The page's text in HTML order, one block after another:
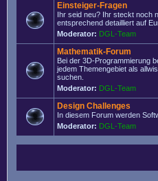
Einsteiger-Fragen
Ihr seid neu? Ihr steckt noch
entsprechend detailliert auf
Moderator: DGL-Team
Mathematik-Forum
Bei der 3D-Programmierung
jedem Themengebiet als
suchen.
Moderator: DGL-Team
Design Challenges
In diesem Forum werden
Moderator: DGL-Team